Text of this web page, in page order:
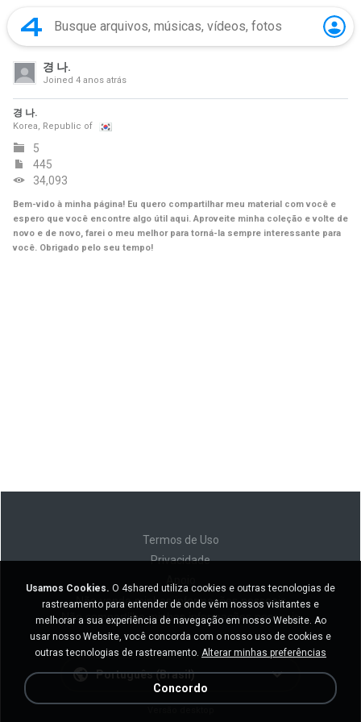
경 나.
Joined 4 anos atrás
경 나.
Korea, Republic of
5
445
34,093
Bem-vido à minha página! Eu quero compartilhar meu material com você e
espero que você encontre algo útil aqui. Aproveite minha coleção e volte de
novo e de novo, farei o meu melhor para torná-la sempre interessante para
você. Obrigado pelo seu tempo!
Termos de Uso
Privacidade
Não venda minhas informações pessoais
Não compartilhe minhas informações pessoais
Português (Brasil)
Usamos Cookies. O 4shared utiliza cookies e outras tecnologias de
rastreamento para entender de onde vêm nossos visitantes e
melhorar a sua experiência de navegação em nosso Website. Ao
usar nosso Website, você concorda com o nosso uso de cookies e
outras tecnologias de rastreamento. Alterar minhas preferências
Concordo